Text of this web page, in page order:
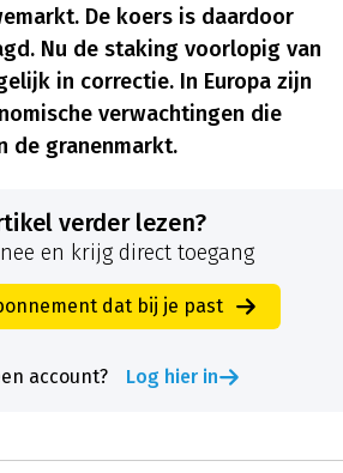
De koers is daardoor
Nu de staking voorlopig van
in correctie. In Europa zijn
verwachtingen die
de granenmarkt.
verder lezen?
en krijg direct toegang
dat bij je past
account? Log hier in